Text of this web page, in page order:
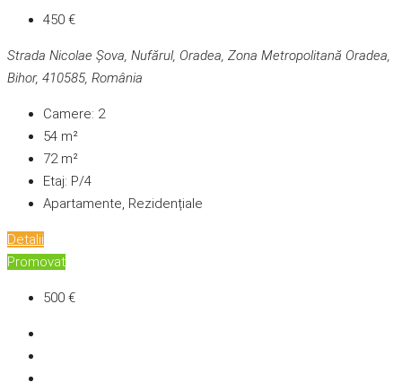
450 €
Strada Nicolae Șova, Nufărul, Oradea, Zona Metropolitană Oradea,
Bihor, 410585, România
Camere: 2
54 m²
72m²
Etaj: P/4
Apartamente, Rezidențiale
Detalii
Promovat
500 €